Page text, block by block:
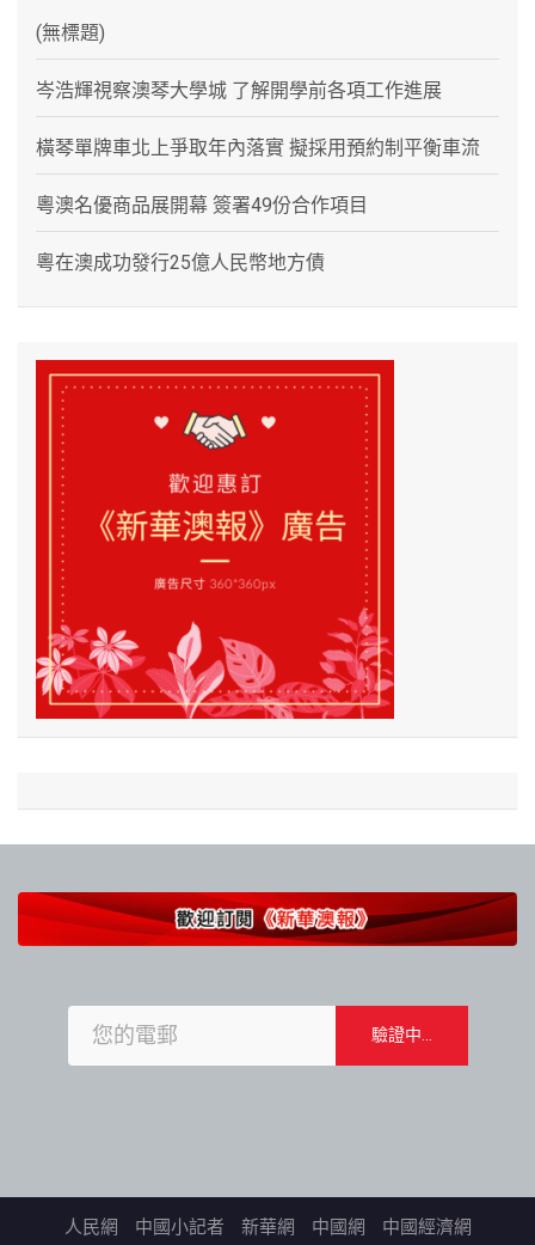
(無標題)
岑浩輝視察澳琴大學城 了解開學前各項工作進展
橫琴單牌車北上爭取年內落實 擬採用預約制平衡車流
粵澳名優商品展開幕 簽署49份合作項目
粵在澳成功發行25億人民幣地方債
人民網 中國小記者 新華網 中國網 中國經濟網